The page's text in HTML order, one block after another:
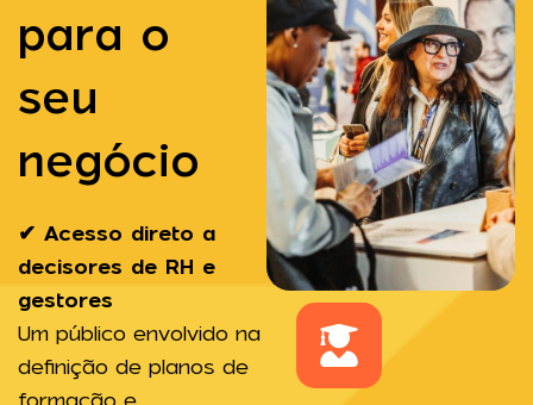
para o
seu
negócio
✔ Acesso direto a
decisores de RH e
gestores
Um público envolvido na
definição de planos de